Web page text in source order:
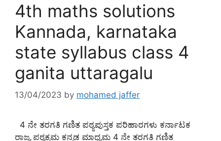
4th maths solutions
Kannada, karnataka
state syllabus class 4
ganita uttaragalu
13/04/2023 by mohamed jaffer
4 ನೇ ತರಗತಿ ಗಣಿತ ಪಠ್ಯಪುಸ್ತಕ ಪರಿಹಾರಗಳು ಕರ್ನಾಟಕ
ರಾಜ್ಯ ಪಠ್ಯಕ್ರಮ ಕನ್ನಡ ಮಾಧ್ಯಮ 4 ನೇ ತರಗತಿ ಗಣಿತ